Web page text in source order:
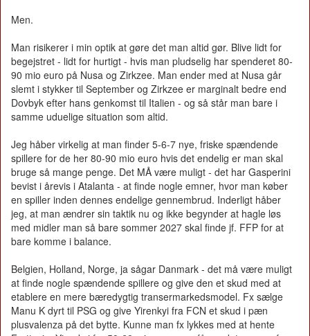
Men.
Man risikerer i min optik at gøre det man altid gør. Blive lidt for
begejstret - lidt for hurtigt - hvis man pludselig har spenderet 80-
90 mio euro på Nusa og Zirkzee. Man ender med at Nusa går
slemt i stykker til September og Zirkzee er marginalt bedre end
Dovbyk efter hans genkomst til Italien - og så står man bare i
samme uduelige situation som altid.
Jeg håber virkelig at man finder 5-6-7 nye, friske spændende
spillere for de her 80-90 mio euro hvis det endelig er man skal
bruge så mange penge. Det MÅ være muligt - det har Gasperini
bevist i årevis i Atalanta - at finde nogle emner, hvor man køber
en spiller inden dennes endelige gennembrud. Inderligt håber
jeg, at man ændrer sin taktik nu og ikke begynder at hagle løs
med midler man så bare sommer 2027 skal finde jf. FFP for at
bare komme i balance.
Belgien, Holland, Norge, ja sågar Danmark - det må være muligt
at finde nogle spændende spillere og give den et skud med at
etablere en mere bæredygtig transermarkedsmodel. Fx sælge
Manu K dyrt til PSG og give Yirenkyi fra FCN et skud i pæn
plusvalenza på det bytte. Kunne man fx lykkes med at hente